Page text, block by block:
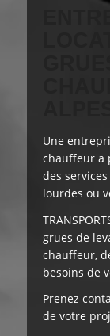
Une
chauffeur a
des
lourdes ou
grues de
chauffeur,
besoins de
Prenez
de votre